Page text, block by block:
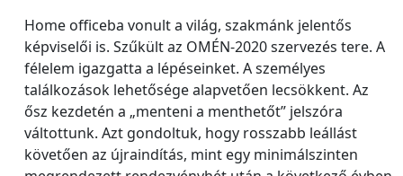
Home officeba vonult a világ, szakmánk jelentős
képviselői is. Szűkült az OMÉN-2020 szervezés tere. A
félelem igazgatta a lépéseinket. A személyes
találkozások lehetősége alapvetően lecsökkent. Az
ősz kezdetén a „menteni a menthetőt” jelszóra
váltottunk. Azt gondoltuk, hogy rosszabb leállást
követően az újraindítás, mint egy minimálszinten